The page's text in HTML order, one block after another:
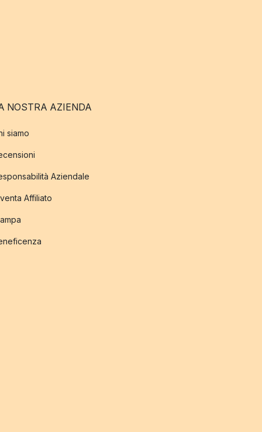
NOSTRA AZIENDA
siamo
Aziendale
Affiliato